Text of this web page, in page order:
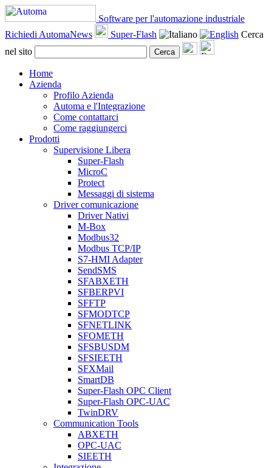
Software per l'automazione industriale
Richiedi AutomaNews
Super-Flash
Cerca
nel sito
Cerca
Home
Azienda
Profilo Azienda
Automa e l'Integrazione
Come contattarci
Come raggiungerci
Prodotti
Supervisione Libera
Super-Flash
MicroC
Protect
Messaggi di sistema
Driver comunicazione
Driver Nativi
M-Box
Modbus32
Modbus TCP/IP
S7-HMI Adapter
SendSMS
SFABXETH
SFBERPVI
SFFTP
SFMODTCP
SFNETLINK
SFOMETH
SFSBUSDM
SFSIEETH
SFXMail
SmartDB
Super-Flash OPC Client
Super-Flash OPC-UAC
TwinDRV
Communication Tools
ABXETH
OPC-UAC
SIEETH